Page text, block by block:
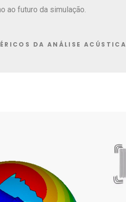
ao futuro da simulação.
DA ANÁLISE ACÚSTICA